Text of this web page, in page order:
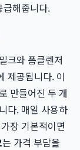
급해줍니다.
크와 폼클렌저
제공됩니다. 이
만들어진 두 개
다. 매일 사용하
장 기본적이면
는 가격 부담을